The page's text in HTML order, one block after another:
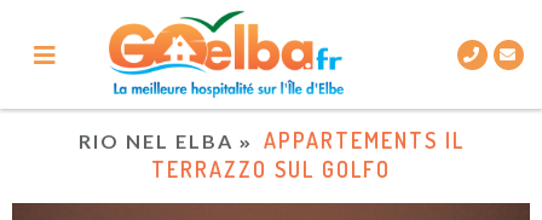
RIO NEL ELBA
APPARTEMENTS IL
TERRAZZO SUL GOLFO